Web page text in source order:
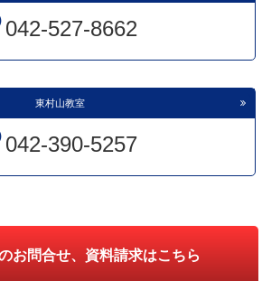
042-527-8662
東村山教室
042-390-5257
お問合せ、資料請求はこちら